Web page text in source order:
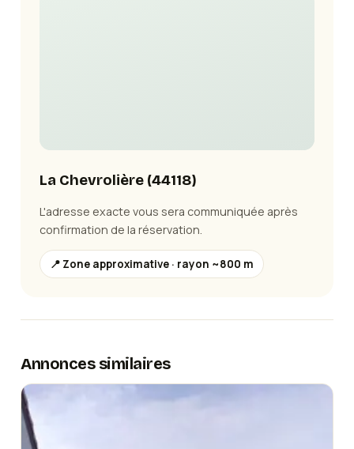
La Chevrolière (44118)
L'adresse exacte vous sera communiquée après
confirmation de la réservation.
📍 Zone approximative · rayon ~800 m
Annonces similaires